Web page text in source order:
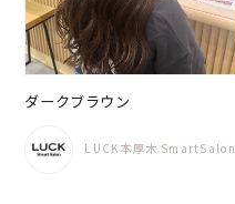
ダークブラウン
LUCK本厚木 SmartSalon